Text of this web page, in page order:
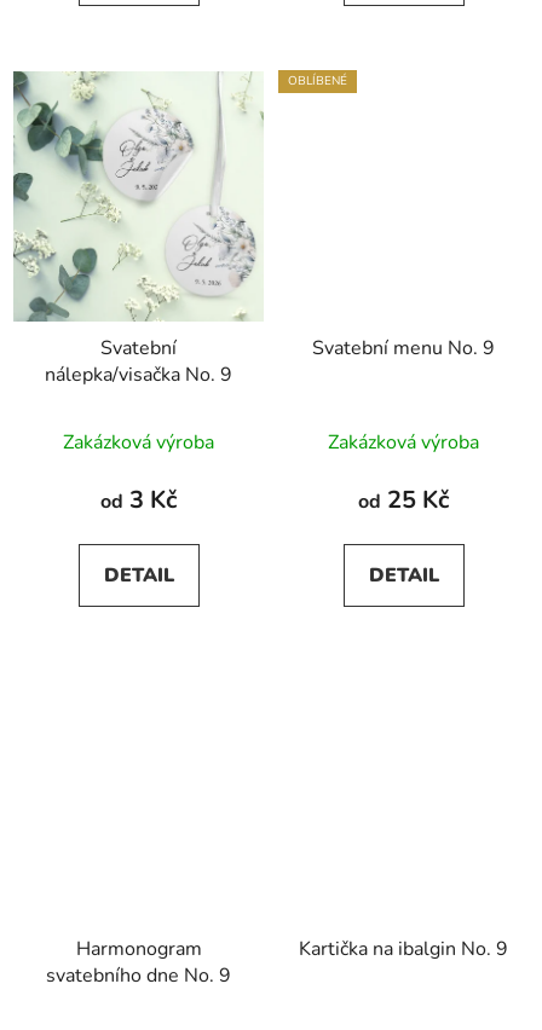
Svatební
nálepka/visačka No. 9
Zakázková výroba
od 3 Kč
DETAIL
OBLÍBENÉ
Svatební menu No. 9
Zakázková výroba
od 25 Kč
DETAIL
Harmonogram
svatebního dne No. 9
Kartička na ibalgin No. 9